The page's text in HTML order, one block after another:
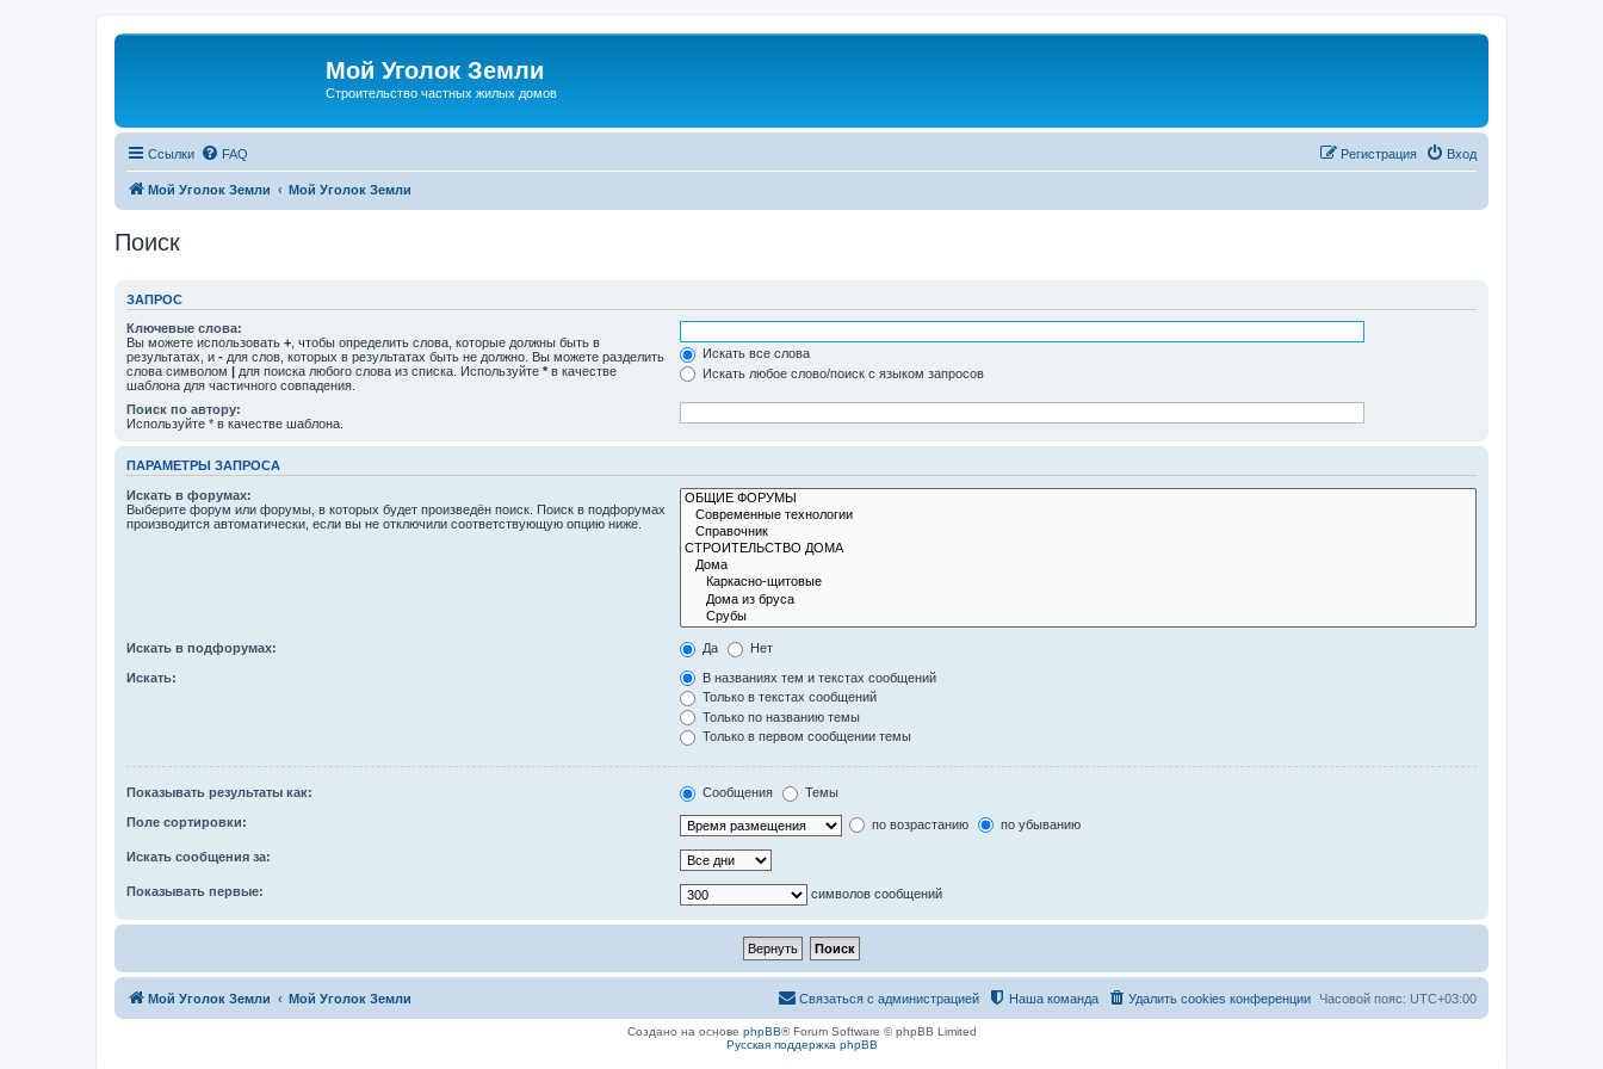
Мой Уголок Земли
Cтроительство частных жилых домов
Ссылки FAQ Вход
Регистрация
Мой Уголок Земли Мой Уголок Земли
Поиск
ЗАПРОС
Ключевые слова:
Вы можете использовать + , чтобы определить слова, которые должны быть в
результатах, и - для слов, которых в результатах быть не должно. Вы можете разделить
слова символом | для поиска любого слова из списка. Используйте * в качестве
шаблона для частичного совпадения.
Искать все слова
Искать любое слово/поиск с языком запросов
Поиск по автору:
Используйте * в качестве шаблона.
ПАРАМЕТРЫ ЗАПРОСА
Искать в форумах:
Выберите форум или форумы, в которых будет произведён поиск. Поиск в подфорумах
производится автоматически, если вы не отключили соответствующую опцию ниже.
Искать в подфорумах: Да Нет
Искать:
В названиях тем и текстах сообщений
Только в текстах сообщений
Только по названию темы
Только в первом сообщении темы
Показывать результаты как: Сообщения Темы
Поле сортировки: по возрастанию по убыванию
Искать сообщения за:
Показывать первые: символов сообщений
Мой Уголок Земли Мой Уголок Земли Часовой пояс: UTC+03:00
Удалить cookies конференции
Наша команда
Связаться с администрацией
Создано на основе phpBB® Forum Software © phpBB Limited
Русская поддержка phpBB